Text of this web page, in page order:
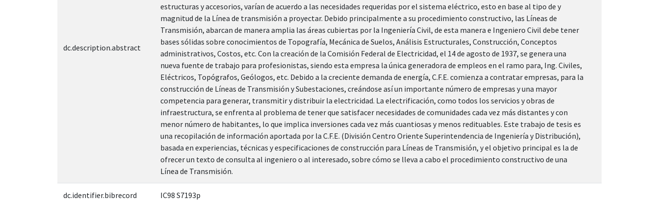
dc.description.abstract
estructuras y accesorios, varían de acuerdo a las necesidades requeridas por el sistema eléctrico, esto en base al tipo de y
magnitud de la Línea de transmisión a proyectar. Debido principalmente a su procedimiento constructivo, las Líneas de
Transmisión, abarcan de manera amplia las áreas cubiertas por la Ingeniería Civil, de esta manera e Ingeniero Civil debe tener
bases sólidas sobre conocimientos de Topografía, Mecánica de Suelos, Análisis Estructurales, Construcción, Conceptos
administrativos, Costos, etc. Con la creación de la Comisión Federal de Electricidad, el 14 de agosto de 1937, se genera una
nueva fuente de trabajo para profesionistas, siendo esta empresa la única generadora de empleos en el ramo para, Ing. Civiles,
Eléctricos, Topógrafos, Geólogos, etc. Debido a la creciente demanda de energía, C.F.E. comienza a contratar empresas, para la
construcción de Líneas de Transmisión y Subestaciones, creándose así un importante número de empresas y una mayor
competencia para generar, transmitir y distribuir la electricidad. La electrificación, como todos los servicios y obras de
infraestructura, se enfrenta al problema de tener que satisfacer necesidades de comunidades cada vez más distantes y con
menor número de habitantes, lo que implica inversiones cada vez más cuantiosas y menos redituables. Este trabajo de tesis es
una recopilación de información aportada por la C.F.E. (División Centro Oriente Superintendencia de Ingeniería y Distribución),
basada en experiencias, técnicas y especificaciones de construcción para Líneas de Transmisión, y el objetivo principal es la de
ofrecer un texto de consulta al ingeniero o al interesado, sobre cómo se lleva a cabo el procedimiento constructivo de una
Línea de Transmisión.
dc.identifier.bibrecord IC98 S7193p